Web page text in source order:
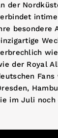
der
besondere
der Royal
im Juli noch